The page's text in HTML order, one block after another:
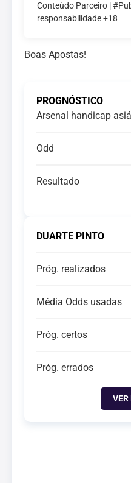
Conteúdo Parceiro |
responsabilidade +18
Boas Apostas!
PROGNÓSTICO
Arsenal handicap
Odd
Resultado
DUARTE PINTO
Próg. realizados
Média Odds usadas
Próg. certos
Próg. errados
VER